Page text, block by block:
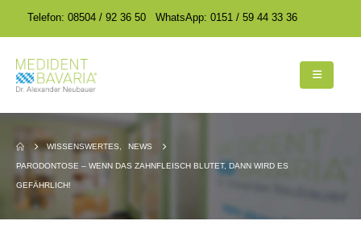
Telefon: 08504 / 92 36 50 WhatsApp: 0151 / 59 44 33 36
WISSENSWERTES NEWS
PARODONTOSE – WENN DAS ZAHNFLEISCH BLUTET, DANN WIRD ES
GEFÄHRLICH!